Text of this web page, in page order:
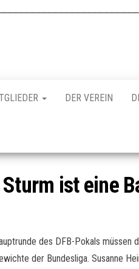
DER VEREIN
ist eine
des DFB-Pokals müssen
der Bundesliga. Susanne